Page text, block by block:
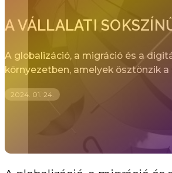
A VÁLLALATI
A globalizáció, a migráció és a
környezetben, amelyek ösztönzik
2024. 01. 24.